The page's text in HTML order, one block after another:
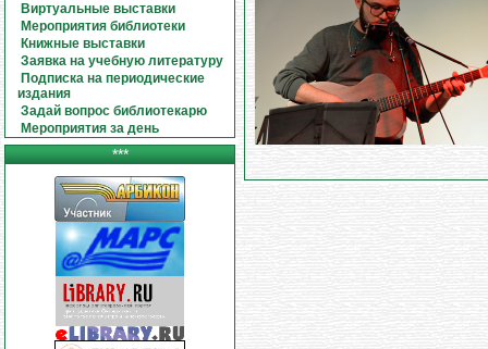
Виртуальные выставки
Мероприятия библиотеки
Книжные выставки
Заявка на учебную литературу
Подписка на периодические
издания
Задай вопрос библиотекарю
Мероприятия за день
***